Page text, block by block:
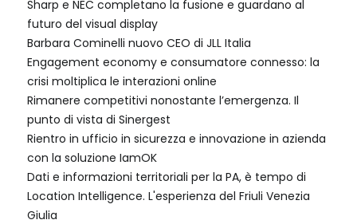
Sharp e NEC completano la fusione e guardano al
futuro del visual display
Barbara Cominelli nuovo CEO di JLL Italia
Engagement economy e consumatore connesso: la
crisi moltiplica le interazioni online
Rimanere competitivi nonostante l’emergenza. Il
punto di vista di Sinergest
Rientro in ufficio in sicurezza e innovazione in azienda
con la soluzione IamOK
Dati e informazioni territoriali per la PA, è tempo di
Location Intelligence. L'esperienza del Friuli Venezia
Giulia